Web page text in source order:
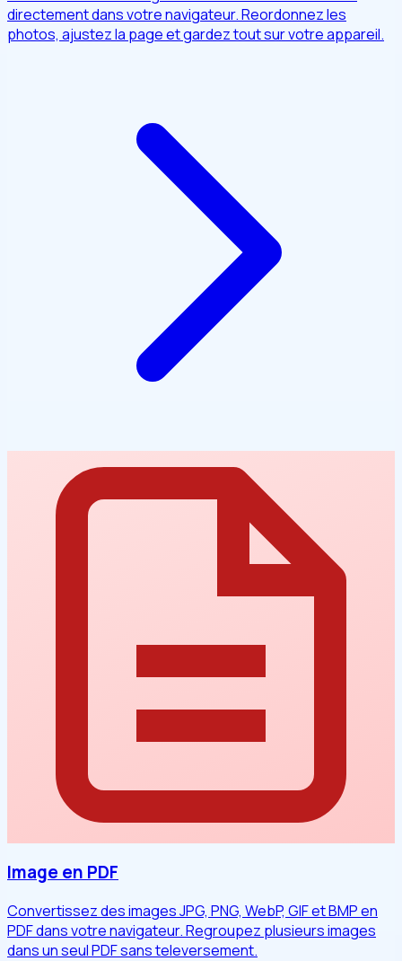
directement dans votre navigateur. Reordonnez les
photos, ajustez la page et gardez tout sur votre appareil.
Image en PDF
Convertissez des images JPG, PNG, WebP, GIF et BMP en
PDF dans votre navigateur. Regroupez plusieurs images
dans un seul PDF sans televersement.